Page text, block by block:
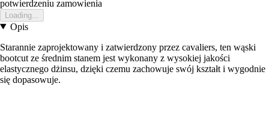
potwierdzeniu zamowienia
Loading...
Opis
Starannie zaprojektowany i zatwierdzony przez cavaliers, ten wąski
bootcut ze średnim stanem jest wykonany z wysokiej jakości
elastycznego dżinsu, dzięki czemu zachowuje swój kształt i wygodnie
się dopasowuje.